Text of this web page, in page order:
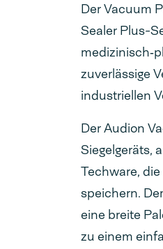
Der Vacuum
Sealer Plus-
zuverlässige
industriellen
Der Audion
Siegelgeräts,
Techware,
speichern.
eine breite
zu einem